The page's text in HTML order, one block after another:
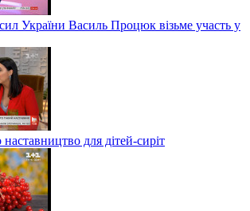
України Василь Процюк візьме участь у
для дітей-сиріт